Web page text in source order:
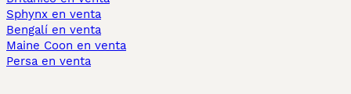
Sphynx en venta
Bengalí en venta
Maine Coon en venta
Persa en venta